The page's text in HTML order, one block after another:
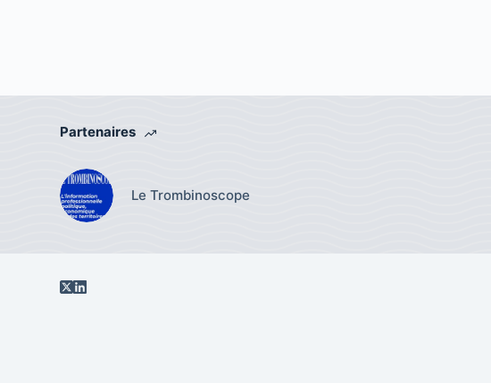
Partenaires
Le Trombinoscope